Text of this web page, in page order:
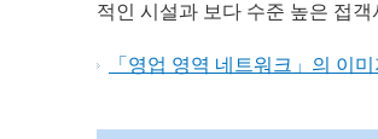
적인 시설과 보다 수준 높은 접
「영업 영역 네트워크」의 이